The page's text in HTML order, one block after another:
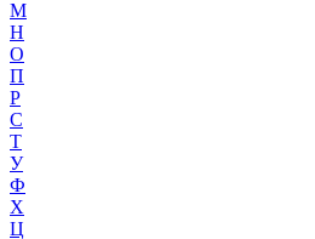
М
Н
О
П
Р
С
Т
У
Ф
Х
Ц